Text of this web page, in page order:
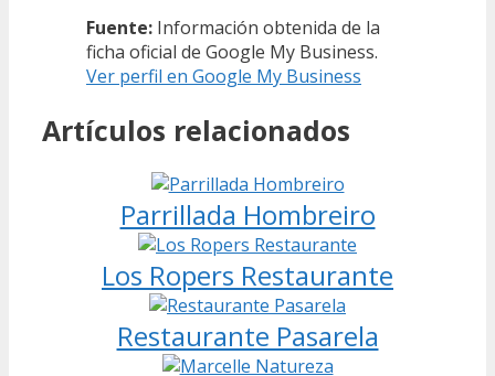
Fuente: Información obtenida de la
ficha oficial de Google My Business.
Ver perfil en Google My Business
Artículos relacionados
Parrillada Hombreiro
Los Ropers Restaurante
Restaurante Pasarela